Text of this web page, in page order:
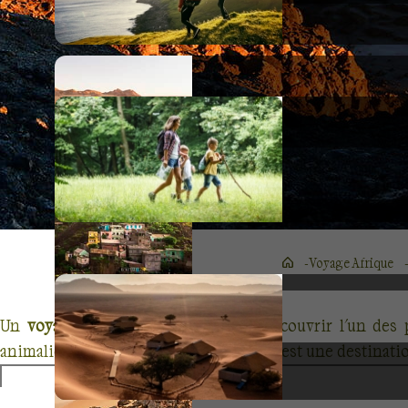
Voyage Afrique
Un voyage en Tanzaniepermet de découvrir l'un des
animaliers et ses habitants, la Tanzanie est une
Quatre des plus importants parcs naturels se trouvent